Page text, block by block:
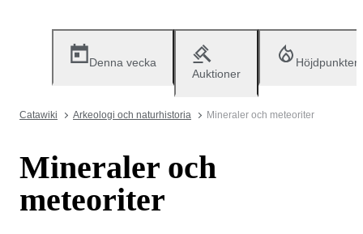
Denna vecka
Auktioner
Höjdpunkter
Catawiki Arkeologi och naturhistoria Mineraler och meteoriter
Mineraler och
meteoriter